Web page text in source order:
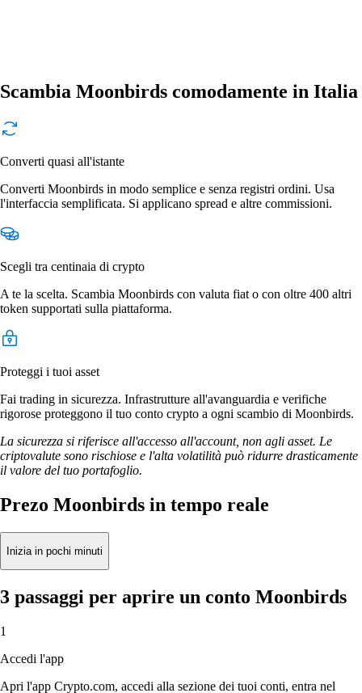
Scambia Moonbirds comodamente in Italia
Converti quasi all'istante
Converti Moonbirds in modo semplice e senza registri ordini. Usa
l'interfaccia semplificata. Si applicano spread e altre commissioni.
Scegli tra centinaia di crypto
A te la scelta. Scambia Moonbirds con valuta fiat o con oltre 400 altri
token supportati sulla piattaforma.
Proteggi i tuoi asset
Fai trading in sicurezza. Infrastrutture all'avanguardia e verifiche
rigorose proteggono il tuo conto crypto a ogni scambio di Moonbirds.
La sicurezza si riferisce all'accesso all'account, non agli asset. Le
criptovalute sono rischiose e l'alta volatilità può ridurre drasticamente
il valore del tuo portafoglio.
Prezo Moonbirds in tempo reale
Inizia in pochi minuti
3 passaggi per aprire un conto Moonbirds
1
Accedi l'app
Apri l'app Crypto.com, accedi alla sezione dei tuoi conti, entra nel